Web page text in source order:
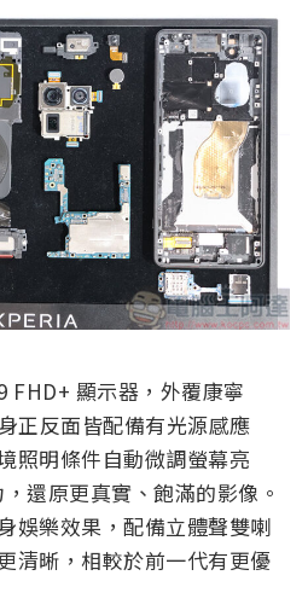
FHD+ 顯示器，外覆康寧
正反面皆配備有光源感應
照明條件自動微調螢幕亮
還原更真實、飽滿的影像。
娛樂效果，配備立體聲雙喇
清晰，相較於前一代有更優